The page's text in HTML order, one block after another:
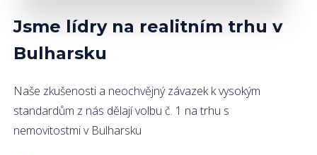
Jsme lídry na realitním trhu v
Bulharsku
Naše zkušenosti a neochvějný závazek k vysokým
standardům z nás dělají volbu č. 1 na trhu s
nemovitostmi v Bulharsku